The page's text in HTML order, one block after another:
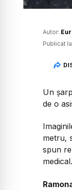
Autor:
Publicat
Un
de o
metru,
spun
medical.